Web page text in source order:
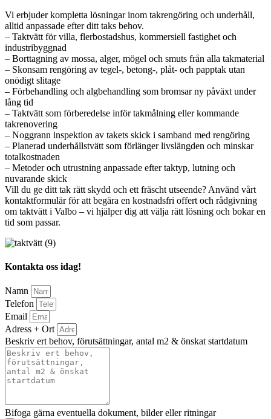
Vi erbjuder kompletta lösningar inom takrengöring och underhåll,
alltid anpassade efter ditt taks behov.
– Taktvätt för villa, flerbostadshus, kommersiell fastighet och
industribyggnad
– Borttagning av mossa, alger, mögel och smuts från alla takmaterial
– Skonsam rengöring av tegel-, betong-, plåt- och papptak utan
onödigt slitage
– Förbehandling och algbehandling som bromsar ny påväxt under
lång tid
– Taktvätt som förberedelse inför takmålning eller kommande
takrenovering
– Noggrann inspektion av takets skick i samband med rengöring
– Planerad underhållstvätt som förlänger livslängden och minskar
totalkostnaden
– Metoder och utrustning anpassade efter taktyp, lutning och
nuvarande skick
Vill du ge ditt tak rätt skydd och ett fräscht utseende? Använd vårt
kontaktformulär för att begära en kostnadsfri offert och rådgivning
om taktvätt i Valbo – vi hjälper dig att välja rätt lösning och bokar en
tid som passar.
Kontakta oss idag!
Namn
Telefon
Email
Adress + Ort
Beskriv ert behov, förutsättningar, antal m2 & önskat startdatum
Bifoga gärna eventuella dokument, bilder eller ritningar